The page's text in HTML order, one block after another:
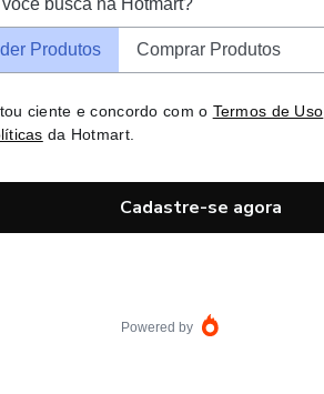
busca na Hotmart?
Produtos Comprar Produtos
ciente e concordo com o Termos de Uso
da Hotmart.
Cadastre-se agora
Powered by